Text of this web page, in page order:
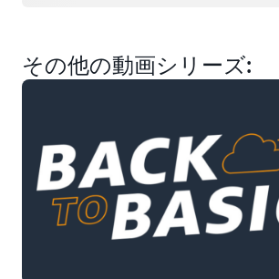
その他の動画シリーズ: